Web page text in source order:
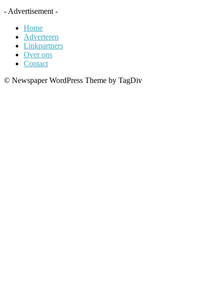
- Advertisement -
Home
Adverteren
Linkpartners
Over ons
Contact
© Newspaper WordPress Theme by TagDiv